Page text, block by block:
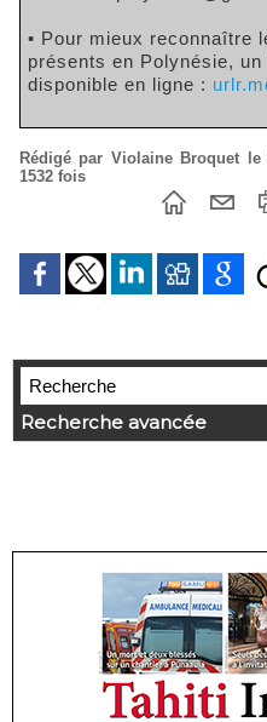
• Pour mieux reconnaître
présents en Polynésie,
disponible en ligne :
Rédigé par Violaine Broquet
1532 fois
Recherche avancée